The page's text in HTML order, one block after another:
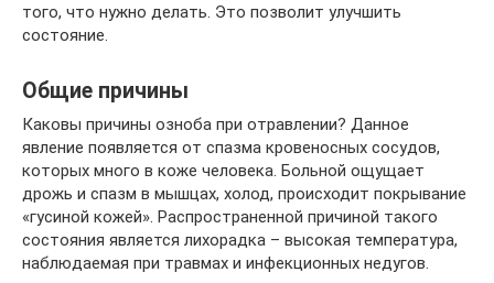
того, что нужно делать. Это позволит улучшить
состояние.
Общие причины
Каковы причины озноба при отравлении? Данное
явление появляется от спазма кровеносных сосудов,
которых много в коже человека. Больной ощущает
дрожь и спазм в мышцах, холод, происходит покрывание
«гусиной кожей». Распространенной причиной такого
состояния является лихорадка – высокая температура,
наблюдаемая при травмах и инфекционных недугов.